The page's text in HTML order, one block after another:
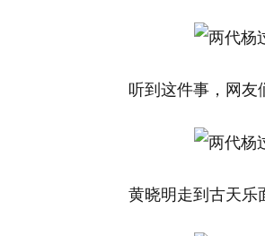
听到这件事，网
黄晓明走到古天乐